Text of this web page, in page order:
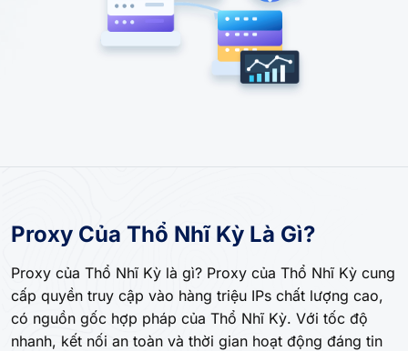
Proxy Của Thổ Nhĩ Kỳ Là Gì?
Proxy của Thổ Nhĩ Kỳ là gì? Proxy của Thổ Nhĩ Kỳ cung
cấp quyền truy cập vào hàng triệu IPs chất lượng cao,
có nguồn gốc hợp pháp của Thổ Nhĩ Kỳ. Với tốc độ
nhanh, kết nối an toàn và thời gian hoạt động đáng tin